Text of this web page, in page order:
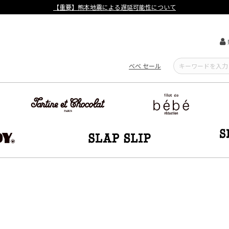
【重要】熊本地震による遅延可能性について
べべ セール